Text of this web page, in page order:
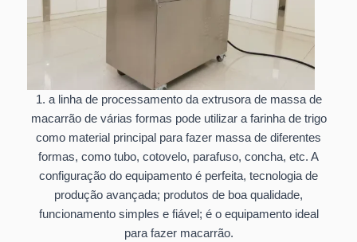
1. a linha de processamento da extrusora de massa de
macarrão de várias formas pode utilizar a farinha de trigo
como material principal para fazer massa de diferentes
formas, como tubo, cotovelo, parafuso, concha, etc. A
configuração do equipamento é perfeita, tecnologia de
produção avançada; produtos de boa qualidade,
funcionamento simples e fiável; é o equipamento ideal
para fazer macarrão.